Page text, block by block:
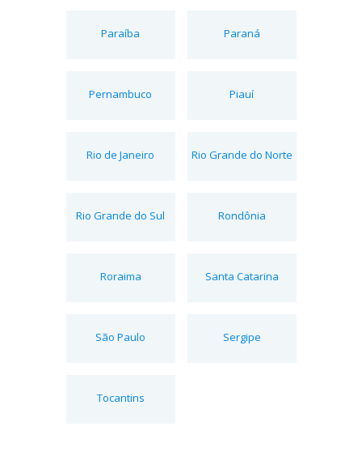
Paraíba Paraná
Pernambuco Piauí
Rio de Janeiro Rio Grande do Norte
Rio Grande do Sul Rondônia
Roraima Santa Catarina
São Paulo Sergipe
Tocantins